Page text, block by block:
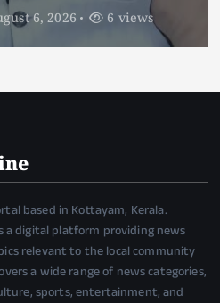
6, 2026 5 views
based in Kottayam, Kerala.
a digital platform providing news
relevant to the local community
a wide range of news categories,
sports, entertainment, and